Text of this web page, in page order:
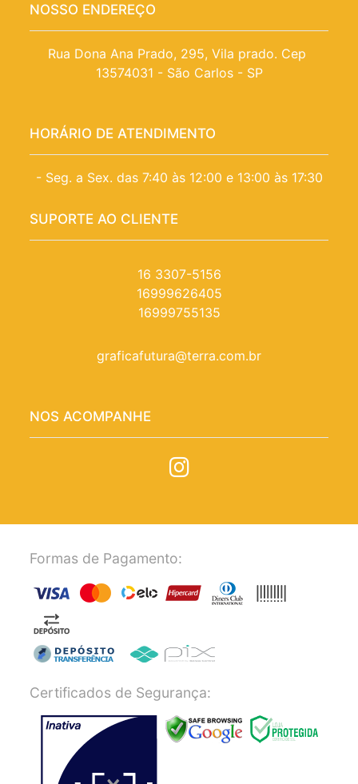
NOSSO ENDEREÇO
Rua Dona Ana Prado, 295, Vila prado. Cep
13574031 - São Carlos - SP
HORÁRIO DE ATENDIMENTO
- Seg. a Sex. das 7:40 às 12:00 e 13:00 às 17:30
SUPORTE AO CLIENTE
16 3307-5156
16999626405
16999755135
graficafutura@terra.com.br
NOS ACOMPANHE
Formas de Pagamento:
Certificados de Segurança: